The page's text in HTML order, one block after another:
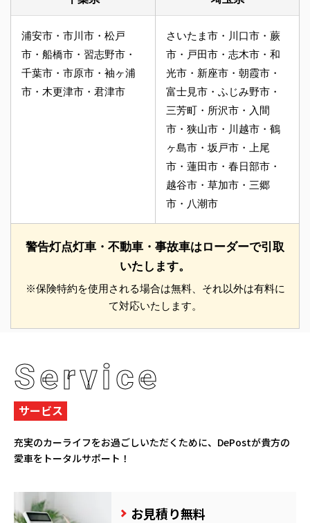
浦安市・市川市・松戸
市・船橋市・習志野市・
千葉市・市原市・袖ヶ浦
市・木更津市・君津市
さいたま市・川口市・蕨
市・戸田市・志木市・和
光市・新座市・朝霞市・
富士見市・ふじみ野市・
三芳町・所沢市・入間
市・狭山市・川越市・鶴
ヶ島市・坂戸市・上尾
市・蓮田市・春日部市・
越谷市・草加市・三郷
市・八潮市
警告灯点灯車・不動車・事故車はローダーで引取
いたします。
※保険特約を使用される場合は無料、それ以外は有料に
て対応いたします。
Service
サービス
充実のカーライフをお過ごしいただくために、 DePostが貴方の
愛車をトータルサポート！
お見積り無料